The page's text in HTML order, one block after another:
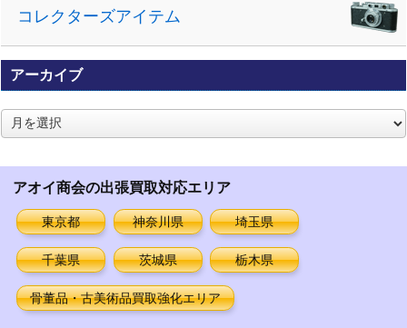
コレクターズアイテム
アーカイブ
ア
ー
アオイ商会の出張買取対応エリア
東京都 神奈川県 埼玉県
千葉県 茨城県 栃木県
骨董品・古美術品買取強化エリア